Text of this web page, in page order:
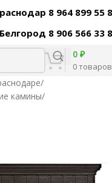
8 964 899 55
Белгород 8 906 566 33
0товаров
0 ₽
/
камины/
Код товара:31540